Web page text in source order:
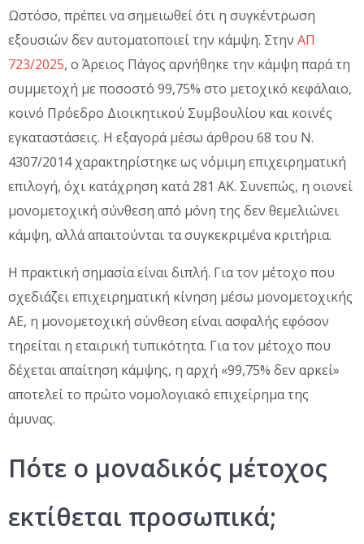
Ωστόσο, πρέπει να σημειωθεί ότι η συγκέντρωση
εξουσιών δεν αυτοματοποιεί την κάμψη. Στην ΑΠ
723/2025, ο Άρειος Πάγος αρνήθηκε την κάμψη παρά τη
συμμετοχή με ποσοστό 99,75% στο μετοχικό κεφάλαιο,
κοινό Πρόεδρο Διοικητικού Συμβουλίου και κοινές
εγκαταστάσεις. Η εξαγορά μέσω άρθρου 68 του Ν.
4307/2014 χαρακτηρίστηκε ως νόμιμη επιχειρηματική
επιλογή, όχι κατάχρηση κατά 281 ΑΚ. Συνεπώς, η οιονεί
μονομετοχική σύνθεση από μόνη της δεν θεμελιώνει
κάμψη, αλλά απαιτούνται τα συγκεκριμένα κριτήρια.
Η πρακτική σημασία είναι διπλή. Για τον μέτοχο που
σχεδιάζει επιχειρηματική κίνηση μέσω μονομετοχικής
ΑΕ, η μονομετοχική σύνθεση είναι ασφαλής εφόσον
τηρείται η εταιρική τυπικότητα. Για τον μέτοχο που
δέχεται απαίτηση κάμψης, η αρχή «99,75% δεν αρκεί»
αποτελεί το πρώτο νομολογιακό επιχείρημα της
άμυνας.
Πότε ο μοναδικός μέτοχος
εκτίθεται προσωπικά;